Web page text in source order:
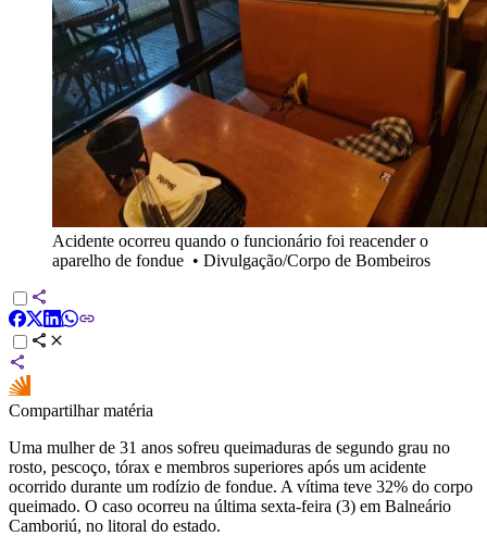
Acidente ocorreu quando o funcionário foi reacender o
aparelho de fondue • Divulgação/Corpo de Bombeiros
Compartilhar matéria
Uma mulher de 31 anos sofreu queimaduras de segundo grau no
rosto, pescoço, tórax e membros superiores após um acidente
ocorrido durante um rodízio de fondue. A vítima teve 32% do corpo
queimado. O caso ocorreu na última sexta-feira (3) em Balneário
Camboriú, no litoral do estado.